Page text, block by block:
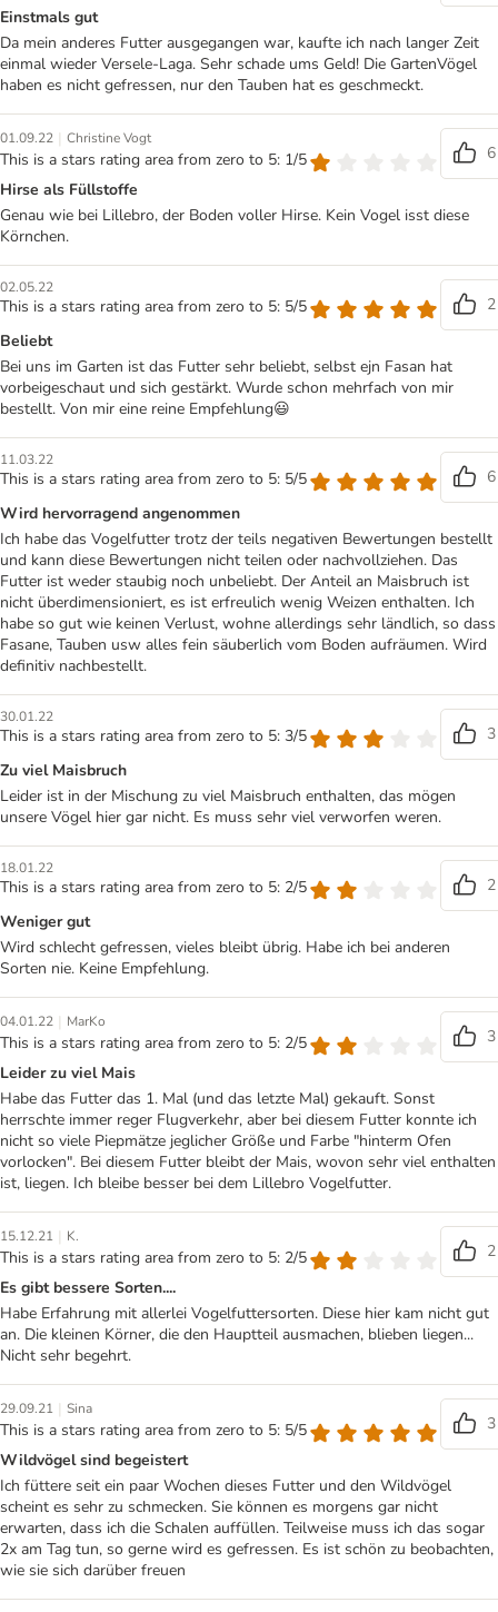
Einstmals gut
Da mein anderes Futter ausgegangen war, kaufte ich nach langer Zeit
einmal wieder Versele-Laga. Sehr schade ums Geld! Die GartenVögel
haben es nicht gefressen, nur den Tauben hat es geschmeckt.
01.09.22 | Christine Vogt
This is a stars rating area from zero to 5: 1/5
6
Hirse als Füllstoffe
Genau wie bei Lillebro, der Boden voller Hirse. Kein Vogel isst diese
Körnchen.
02.05.22
This is a stars rating area from zero to 5: 5/5
2
Beliebt
Bei uns im Garten ist das Futter sehr beliebt, selbst ejn Fasan hat
vorbeigeschaut und sich gestärkt. Wurde schon mehrfach von mir
bestellt. Von mir eine reine Empfehlung😃
11.03.22
This is a stars rating area from zero to 5: 5/5
6
Wird hervorragend angenommen
Ich habe das Vogelfutter trotz der teils negativen Bewertungen bestellt
und kann diese Bewertungen nicht teilen oder nachvollziehen. Das
Futter ist weder staubig noch unbeliebt. Der Anteil an Maisbruch ist
nicht überdimensioniert, es ist erfreulich wenig Weizen enthalten. Ich
habe so gut wie keinen Verlust, wohne allerdings sehr ländlich, so dass
Fasane, Tauben usw alles fein säuberlich vom Boden aufräumen. Wird
definitiv nachbestellt.
30.01.22
This is a stars rating area from zero to 5: 3/5
3
Zu viel Maisbruch
Leider ist in der Mischung zu viel Maisbruch enthalten, das mögen
unsere Vögel hier gar nicht. Es muss sehr viel verworfen weren.
18.01.22
This is a stars rating area from zero to 5: 2/5
2
Weniger gut
Wird schlecht gefressen, vieles bleibt übrig. Habe ich bei anderen
Sorten nie. Keine Empfehlung.
04.01.22 | MarKo
This is a stars rating area from zero to 5: 2/5
3
Leider zu viel Mais
Habe das Futter das 1. Mal (und das letzte Mal) gekauft. Sonst
herrschte immer reger Flugverkehr, aber bei diesem Futter konnte ich
nicht so viele Piepmätze jeglicher Größe und Farbe "hinterm Ofen
vorlocken". Bei diesem Futter bleibt der Mais, wovon sehr viel enthalten
ist, liegen. Ich bleibe besser bei dem Lillebro Vogelfutter.
15.12.21 | K.
This is a stars rating area from zero to 5: 2/5
2
Es gibt bessere Sorten....
Habe Erfahrung mit allerlei Vogelfuttersorten. Diese hier kam nicht gut
an. Die kleinen Körner, die den Hauptteil ausmachen, blieben liegen...
Nicht sehr begehrt.
29.09.21 | Sina
This is a stars rating area from zero to 5: 5/5
3
Wildvögel sind begeistert
Ich füttere seit ein paar Wochen dieses Futter und den Wildvögel
scheint es sehr zu schmecken. Sie können es morgens gar nicht
erwarten, dass ich die Schalen auffüllen. Teilweise muss ich das sogar
2x am Tag tun, so gerne wird es gefressen. Es ist schön zu beobachten,
wie sie sich darüber freuen